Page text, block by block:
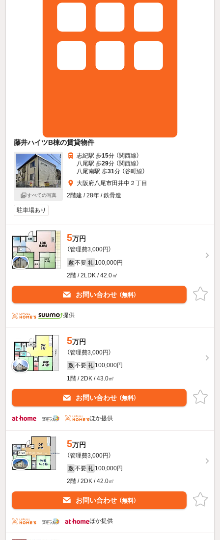
藤井ハイツB棟の賃貸物件
すべての写真
志紀駅 歩15分 （関西線）
八尾駅 歩29分 （関西線）
八尾南駅 歩31分 （谷町線）
大阪府八尾市田井中２丁目
2階建 / 28年 / 鉄骨造
駐車場あり
5万円
（管理費3,000円）
敷 不要 礼 100,000円
2階 / 2LDK / 42.0㎡
お問い合わせ （無料）
提供
5万円
（管理費3,000円）
敷 不要 礼 100,000円
1階 / 2DK / 43.0㎡
お問い合わせ （無料）
ほか提供
5万円
（管理費3,000円）
敷 不要 礼 100,000円
2階 / 2DK / 42.0㎡
お問い合わせ （無料）
ほか提供